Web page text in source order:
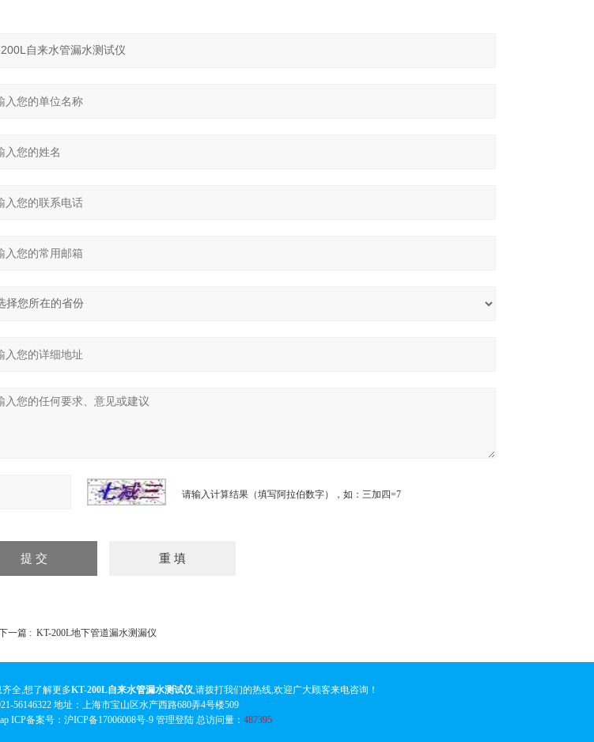
请输入计算结果（填写阿拉伯数字），如：三加四=7
一篇 : KT-200L地下管道漏水测漏仪
全,想了解更多KT-200L自来水管漏水测试仪,请拨打我们的热线,欢迎广大顾客来电咨询！
56146322 地址：上海市宝山区水产西路680弄4号楼509
ICP备案号： 沪ICP备17006008号-9 管理登陆总访问量： 487395